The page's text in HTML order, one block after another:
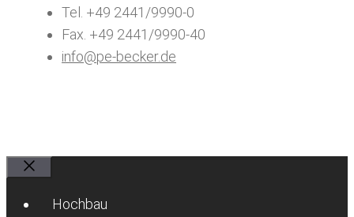
Tel. +49 2441/9990-0
Fax. +49 2441/9990-40
info@pe-becker.de
Hochbau